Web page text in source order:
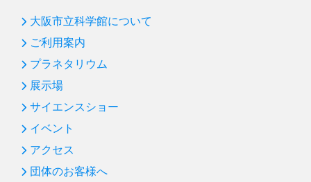
大阪市立科学館について
ご利用案内
プラネタリウム
展示場
サイエンスショー
イベント
アクセス
団体のお客様へ